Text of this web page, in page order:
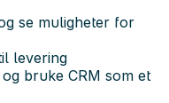
se muligheter for
levering
bruke CRM som et